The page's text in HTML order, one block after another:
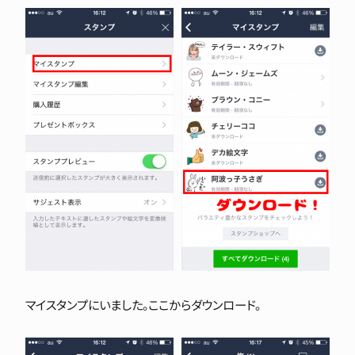
マイスタンプにいました。ここからダウンロード。